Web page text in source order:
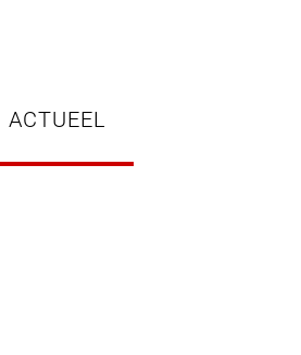
ACTUEEL